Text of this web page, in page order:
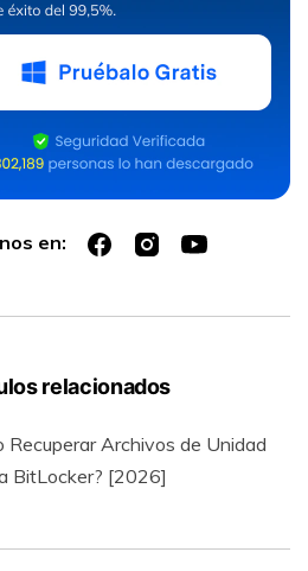
en:
relacionados
Recuperar Archivos de Unidad
BitLocker? [2026]